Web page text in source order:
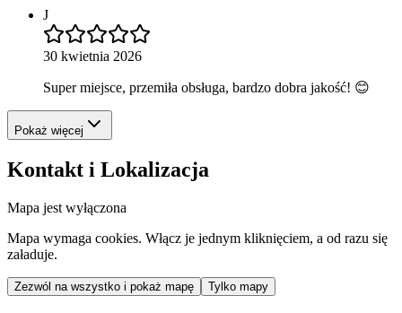
J
30 kwietnia 2026
Super miejsce, przemiła obsługa, bardzo dobra jakość! 😊
Pokaż więcej
Kontakt i Lokalizacja
Mapa jest wyłączona
Mapa wymaga cookies. Włącz je jednym kliknięciem, a od razu się
załaduje.
Zezwól na wszystko i pokaż mapę Tylko mapy